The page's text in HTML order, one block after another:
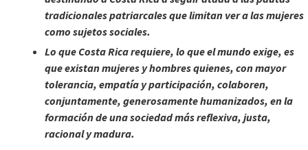
tradicionales patriarcales que limitan ver a las mujeres
como sujetos sociales.
Lo que Costa Rica requiere, lo que el mundo exige, es
que existan mujeres y hombres quienes, con mayor
tolerancia, empatía y participación, colaboren,
conjuntamente, generosamente humanizados, en la
formación de una sociedad más reflexiva, justa,
racional y madura.